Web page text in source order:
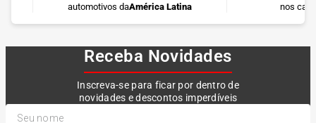
automotivos daAmérica Latina nos
Receba Novidades
Inscreva-se para ficar por dentro de
novidades e descontos imperdíveis